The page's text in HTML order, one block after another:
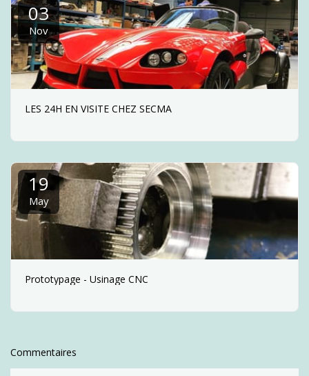
03
Nov
LES 24H EN VISITE CHEZ SECMA
19
May
Prototypage - Usinage CNC
Commentaires